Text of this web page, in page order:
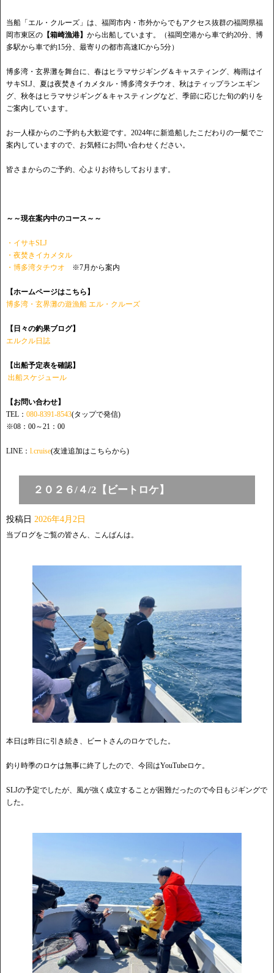
当船「エル・クルーズ」は、福岡市内・市外からでもアクセス抜群の福岡県福
岡市東区の 【箱崎漁港】 から出船しています。（福岡空港から車で約20分、博
多駅から車で約15分、最寄りの都市高速ICから5分）
博多湾・玄界灘を舞台に、春はヒラマサジギング＆キャスティング、梅雨はイ
サキSLJ、夏は夜焚きイカメタル・博多湾タチウオ、秋はティップランエギン
グ、秋冬はヒラマサジギング＆キャスティングなど、季節に応じた旬の釣りを
ご案内しています。
お一人様からのご予約も大歓迎です。2024年に新造船したこだわりの一艇でご
案内していますので、お気軽にお問い合わせください。
皆さまからのご予約、心よりお待ちしております。
～～現在案内中のコース～～
・イサキSLJ
・夜焚きイカメタル
・博多湾タチウオ ※7月から案内
【ホームページはこちら】
博多湾・玄界灘の遊漁船 エル・クルーズ
【日々の釣果ブログ】
エルクル日誌
【出船予定表を確認】
出船スケジュール
【お問い合わせ】
TEL： 080-8391-8543(タップで発信)
※08：00～21：00
LINE： l.cruise(友達追加はこちらから)
２０２６/４/2【ビートロケ】
投稿日 2026年4月2日
当ブログをご覧の皆さん、こんばんは。
本日は昨日に引き続き、ビートさんのロケでした。
釣り時季のロケは無事に終了したので、今回はYouTubeロケ。
SLJの予定でしたが、風が強く成立することが困難だったので今日もジギングで
した。